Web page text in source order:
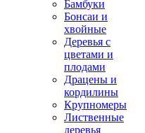
Бамбуки
Бонсаи и
хвойные
Деревья с
цветами и
плодами
Драцены и
кордилины
Крупномеры
Лиственные
деревья